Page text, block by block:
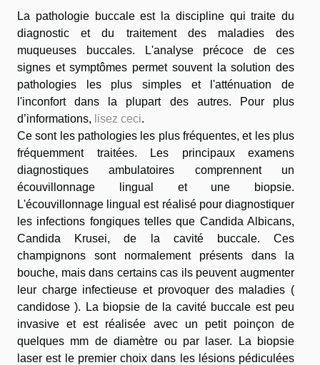
La pathologie buccale est la discipline qui traite du
diagnostic et du traitement des maladies des
muqueuses buccales. L'analyse précoce de ces
signes et symptômes permet souvent la solution des
pathologies les plus simples et l'atténuation de
l'inconfort dans la plupart des autres. Pour plus
d’informations, lisez ceci.
Ce sont les pathologies les plus fréquentes, et les plus
fréquemment traitées. Les principaux examens
diagnostiques ambulatoires comprennent un
écouvillonnage lingual et une biopsie.
L'écouvillonnage lingual est réalisé pour diagnostiquer
les infections fongiques telles que Candida Albicans,
Candida Krusei, de la cavité buccale. Ces
champignons sont normalement présents dans la
bouche, mais dans certains cas ils peuvent augmenter
leur charge infectieuse et provoquer des maladies (
candidose ). La biopsie de la cavité buccale est peu
invasive et est réalisée avec un petit poinçon de
quelques mm de diamètre ou par laser. La biopsie
laser est le premier choix dans les lésions pédiculées